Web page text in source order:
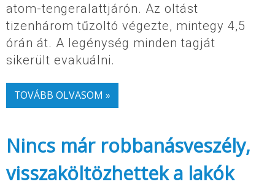
atom-tengeralattjárón. Az oltást
tizenhárom tűzoltó végezte, mintegy 4,5
órán át. A legénység minden tagját
sikerült evakuálni.
TOVÁBB OLVASOM »
Nincs már robbanásveszély,
visszaköltözhettek a lakók